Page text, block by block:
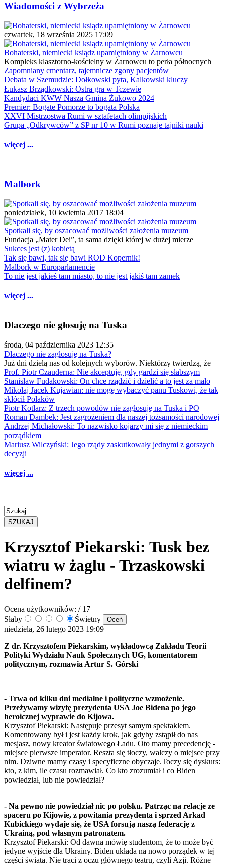
Wiadomości z Wybrzeża
czwartek, 18 września 2025 17:09
Bohaterski, niemiecki ksiądz upamiętniony w Żarnowcu
Kompleks klasztorno-kościelny w Żarnowcu to perła północnych
Zapomniany cmentarz, tajemnicze zgony pacjentów
Debata w Szemudzie: Dołkowski pyta, Kalkowski kluczy
Łukasz Brządkowski: Ostra gra w Tczewie
Kandydaci KWW Nasza Gmina Żukowo 2024
Premier: Bogate Pomorze to bogata Polska
XXVI Mistrzostwa Rumi w sztafetach olimpijskich
Grupa „Odkrywców” z SP nr 10 w Rumi poznaje tajniki nauki
więcej ...
Malbork
poniedziałek, 10 kwietnia 2017 18:04
Spotkali się, by oszacować możliwości założenia muzeum
Fundacja „Mater Dei”, ta sama dzięki której w dużej mierze
Sukces jest (z) kobietą
Tak się bawi, tak się bawi ROD Kopernik!
Malbork w Europarlamencie
To nie jest jakieś tam miasto, to nie jest jakiś tam zamek
więcej ...
Dlaczego nie głosuję na Tuska
środa, 04 października 2023 12:35
Dlaczego nie zagłosuję na Tuska?
Już dni dzielą nas od kolejnych wyborów. Niektórzy twierdzą, że
Prof. Piotr Czauderna: Nie akceptuję, gdy gardzi się słabszym
Stanisław Fudakowski: On chce rządzić i dzielić a to jest za mało
Mikołaj Jacek Kujawian: nie mogę wybaczyć panu Tuskowi, że tak
skłócił Polaków
Piotr Kotlarz: Z trzech powodów nie zagłosuję na Tuska i PO
Roman Dambek: Jest zagrożeniem dla naszej tożsamości narodowej
Andrzej Michałowski: To nazwisko kojarzy mi się z niemieckim
porządkiem
Mariusz Wilczyński: Jego rządy zaskutkowały jednymi z gorszych
decyzji
więcej ...
SZUKAJ
Krzysztof Piekarski: Tusk bez
wiatru w żaglu - Trzaskowski
delfinem?
Ocena użytkowników: / 17
Słaby
Świetny
niedziela, 26 lutego 2023 19:09
Z dr. Krzysztofem Piekarskim, wykładowcą Zakładu Teorii
Polityki Wydziału Nauk Społecznych UG, komentatorem
politycznym, rozmawia Artur S. Górski
- Trwa od kilku dni medialne i polityczne wzmożenie.
Przeżywamy wizytę prezydenta USA Joe Bidena po jego
heroicznej wyprawie do Kijowa.
Krzysztof Piekarski: Następuje przesyt samym spektaklem.
Komentowany był i jest każdy krok, jak gdyby zstąpił do nas
mesjasz, nowy kreator światowego Ładu. Oto mamy precedencję -
miejsce pierwsze imperator. Reszta się tłoczy, walczy o miejsce przy
nim. Dziwne mamy czasy i specyficzne obyczaje.Toczy się dyskurs:
kto, z kim, ile czasu rozmawiał. Co kto zrozumiał i co Biden
powiedział, lub nie powiedział?
- Na pewno nie powiedział nic po polsku. Patrząc na relacje ze
spaceru po Kijowie, z powitania prezydenta i sprzed Arkad
Kubickiego wydaje się, że USA forsują naszą federację z
Ukrainą, pod własnym patronatem.
Krzysztof Piekarski: Od dawna mówię studentom, że to może być
jedyne wyjście dla Ukrainy. Biden układa na nowo porządek w tej
części świata. Nie traci z oczu głównego teatru, czyli Azji. Różne